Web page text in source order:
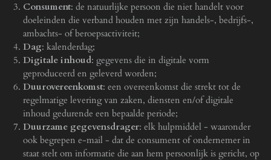
Consument: de natuurlijke persoon die niet handelt voor
doeleinden die verband houden met zijn handels-, bedrijfs-,
ambachts- of beroepsactiviteit;
Dag: kalenderdag;
Digitale inhoud: gegevens die in digitale vorm
geproduceerd en geleverd worden;
Duurovereenkomst: een overeenkomst die strekt tot de
regelmatige levering van zaken, diensten en/of digitale
inhoud gedurende een bepaalde periode;
Duurzame gegevensdrager: elk hulpmiddel - waaronder
ook begrepen e-mail - dat de consument of ondernemer in
staat stelt om informatie die aan hem persoonlijk is gericht, op